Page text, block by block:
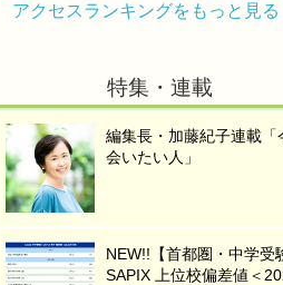
アクセスランキングをもっと見る
特集・連載
編集長・加藤紀子連載「
会いたい人」
NEW!!【首都圏・中学受
SAPIX 上位校偏差値＜